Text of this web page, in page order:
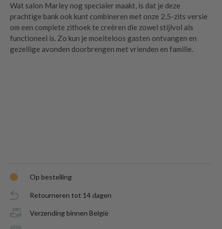
Wat salon Marley nog specialer maakt, is dat je deze
prachtige bank ook kunt combineren met onze 2,5-zits versie
om een complete zithoek te creëren die zowel stijlvol als
functioneel is. Zo kun je moeiteloos gasten ontvangen en
gezellige avonden doorbrengen met vrienden en familie.
Op bestelling
Retourneren tot 14 dagen
Verzending binnen België
2-zit MARLEY AMO-14 Brandy